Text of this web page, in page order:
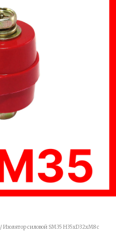
/ Изолятор силовой SM35 H35хD32хМ8 с